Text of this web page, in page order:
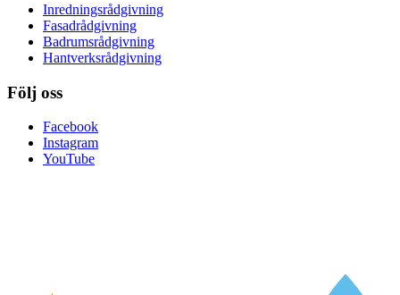
Inredningsrådgivning
Fasadrådgivning
Badrumsrådgivning
Hantverksrådgivning
Följ oss
Facebook
Instagram
YouTube